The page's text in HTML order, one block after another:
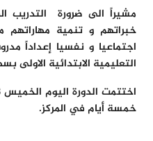
مشيراً الى ضرورة التدريب
خبراتهم و تنمية
اجتماعيا و نفسيا إعداداً
التعليمية الابتدائية الاولى
خمسة أيام في المركز.